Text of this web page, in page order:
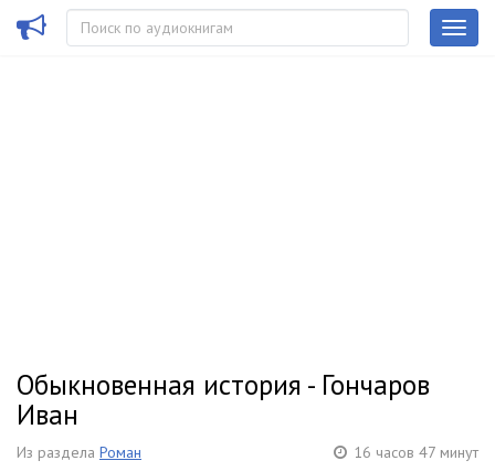
Обыкновенная история - Гончаров
Иван
Из раздела Роман 16 часов 47 минут